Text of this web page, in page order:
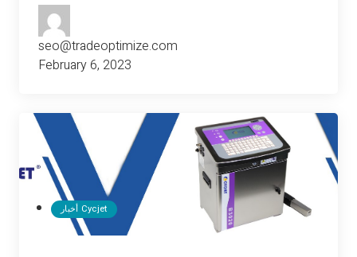
seo@tradeoptimize.com
February 6, 2023
أخبار Cycjet